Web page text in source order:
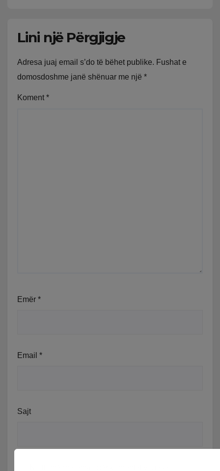
Lini një Përgjigje
Adresa juaj email s’do të bëhet publike. Fushat e
domosdoshme janë shënuar me një *
Koment *
Emër *
Email *
Sajt